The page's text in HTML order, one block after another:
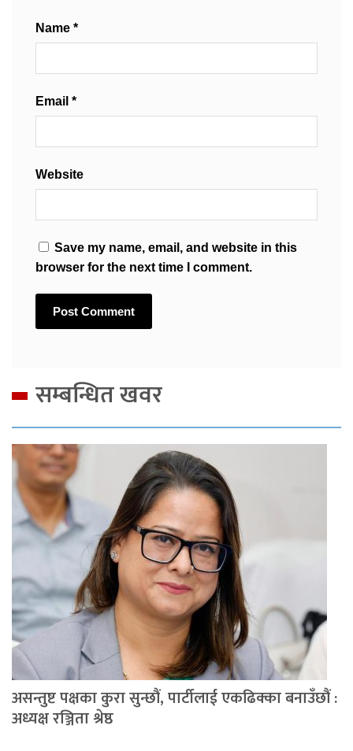
Name *
Email *
Website
Save my name, email, and website in this
browser for the next time I comment.
सम्बन्धित खवर
असन्तुष्ट पक्षका कुरा सुन्छौं, पार्टीलाई एकढिक्का बनाउँछौं :
अध्यक्ष रञ्जिता श्रेष्ठ